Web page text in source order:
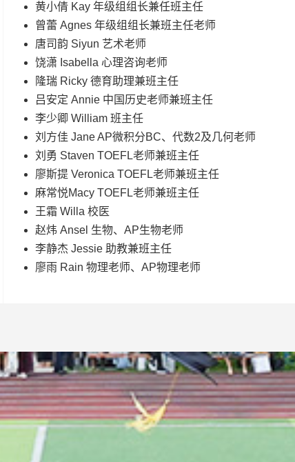
黄小倩 Kay 年级组组长兼任班主任
曾蕾 Agnes 年级组组长兼班主任老师
唐司韵 Siyun 艺术老师
饶潇 Isabella 心理咨询老师
隆瑞 Ricky 德育助理兼班主任
吕安定 Annie 中国历史老师兼班主任
李少卿 William 班主任
刘方佳 Jane AP微积分BC、代数2及几何老师
刘勇 Staven TOEFL老师兼班主任
廖斯提 Veronica TOEFL老师兼班主任
麻常悦Macy TOEFL老师兼班主任
王霜 Willa 校医
赵炜 Ansel 生物、AP生物老师
李静杰 Jessie 助教兼班主任
廖雨 Rain 物理老师、AP物理老师